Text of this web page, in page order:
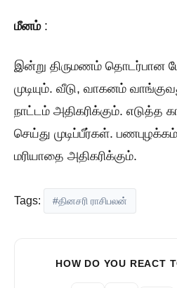
மீனம்:
இன்று திருமணம் தொடர்பான
முடியும். வீடு, வாகனம்
நாட்டம் அதிகரிக்கும். எடுத்த
செய்து முடிப்பீர்கள். பணபுழக்கம்
மரியாதை அதிகரிக்கும்.
Tags: #தினசரி ராசிபலன்
HOW DO YOU REACT